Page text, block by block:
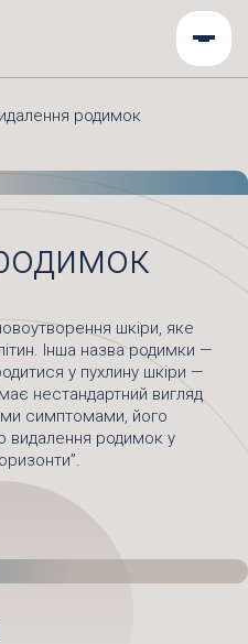
родимок
шкіри, яке
Інша назва родимки —
у пухлину шкіри —
нестандартний вигляд
симптомами, його
видалення родимок у